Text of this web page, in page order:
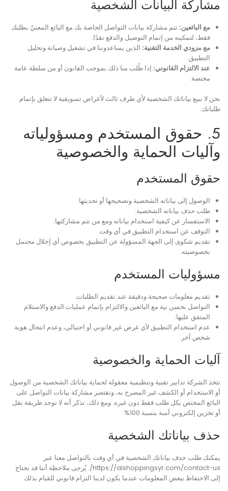
مشاركة البيانات الشخصية
مع البائعين: تتم مشاركة بيانات التواصل الخاصة بك مع البائع المعنيّ بطلبك
فقط، لتمكينه من إتمام التوصيل والدفع نقدًا.
مع مزودي الخدمة التقنية: الذين يساعدوننا في تشغيل وصيانة وتحليل
التطبيق.
عند الالتزام القانوني: إذا طُلب منا ذلك بموجب القانون أو من سلطة عامة
مختصة.
نحن لا نبيع بياناتك الشخصية لأي طرف ثالث لأغراض تسويقية لا تتعلق بإتمام
طلباتك.
5. حقوق المستخدم ومسؤولياته
وآليات الحماية والخصوصية
حقوق المستخدم
الوصول إلى بياناته الشخصية وتصحيحها أو تحديثها.
طلب حذف بياناته الشخصية.
الاستفسار عن كيفية استخدام بياناته ومع من تتم مشاركتها.
التوقف عن استخدام التطبيق في أي وقت.
تقديم شكوى إلى الجهة المسؤولة عن التطبيق بخصوص أي إخلال محتمل
بخصوصيته.
مسؤوليات المستخدم
تقديم معلومات صحيحة ودقيقة عند تقديم الطلبات.
التواصل بحسن نية مع البائعين والالتزام بإتمام عمليات الدفع والاستلام
المتفق عليها.
عدم استخدام التطبيق لأي غرض غير قانوني أو احتيالي، وعدم انتحال هوية
شخص آخر.
آليات الحماية والخصوصية
تتخذ الشركة تدابير تقنية وتنظيمية معقولة لحماية بياناتك الشخصية من الوصول
أو الاستخدام أو الكشف غير المصرح به، وتقتصر مشاركة بيانات التواصل على
البائع المختص بكل طلب فقط دون غيره. ومع ذلك، تذكر أنه لا توجد طريقة نقل
أو تخزين إلكتروني آمنة بنسبة 100%.
حذف بياناتك الشخصية
يمكنك طلب حذف بياناتك الشخصية في أي وقت بالتواصل معنا عبر
https://alshoppingsyr.com/contact-us/. يُرجى ملاحظة أننا قد نحتاج
إلى الاحتفاظ ببعض المعلومات عندما يكون لدينا التزام قانوني للقيام بذلك.